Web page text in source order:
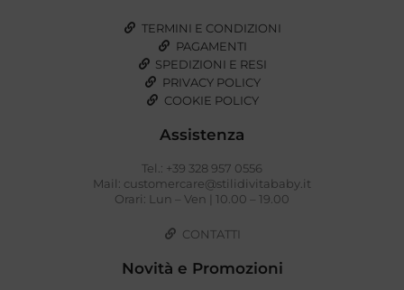
TERMINI E CONDIZIONI
PAGAMENTI
SPEDIZIONI E RESI
PRIVACY POLICY
COOKIE POLICY
Assistenza
Tel.: +39 328 957 0556
Mail: customercare@stilidivitababy.it
Orari: Lun – Ven | 10.00 – 19.00
CONTATTI
Novità e Promozioni